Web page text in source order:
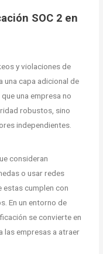
SOC 2 en
y violaciones de
capa adicional de
una empresa no
robustos, sino
independientes.
consideran
o usar redes
estas cumplen con
En un entorno de
se convierte en
las empresas a atraer